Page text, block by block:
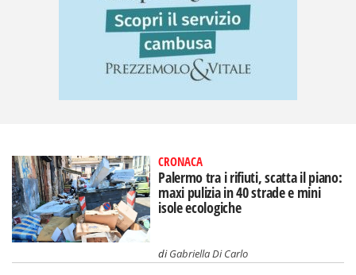
CRONACA
Palermo tra i rifiuti, scatta il piano:
maxi pulizia in 40 strade e mini
isole ecologiche
diGabriella Di Carlo